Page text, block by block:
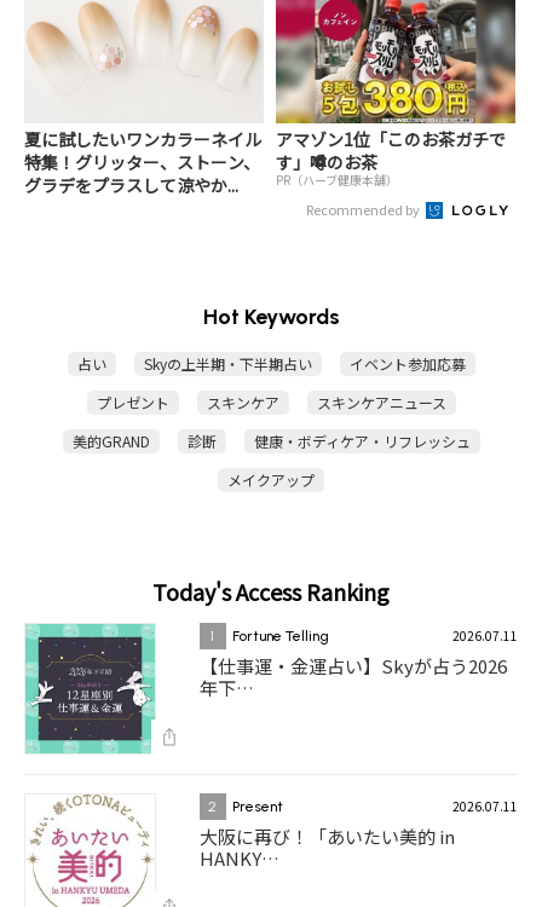
夏に試したいワンカラーネイル
特集！グリッター、ストーン、
グラデをプラスして涼やか...
アマゾン1位「このお茶ガチで
す」噂のお茶
PR（ハーブ健康本舗）
Recommended by
Hot Keywords
占い Skyの上半期・下半期占い
イベント参加応募
プレゼント
スキンケア
スキンケアニュース
美的GRAND
診断
健康・ボディケア・リフレッシュ
メイクアップ
Today's Access Ranking
1 Fortune Telling 2026.07.11
【仕事運・金運占い】Skyが占う2026
年下…
2 Present 2026.07.11
大阪に再び！「あいたい美的 in
HANKY…